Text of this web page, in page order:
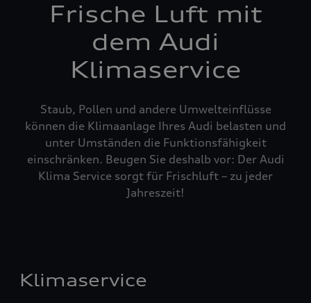
Frische Luft mit
dem Audi
Klimaservice
Staub, Pollen und andere Umwelteinflüsse
können die Klimaanlage Ihres Audi belasten und
unter Umständen die Funktionsfähigkeit
einschränken. Beugen Sie deshalb vor: Der Audi
Klima Service sorgt für Frischluft – zu jeder
Jahreszeit!
Klimaservice